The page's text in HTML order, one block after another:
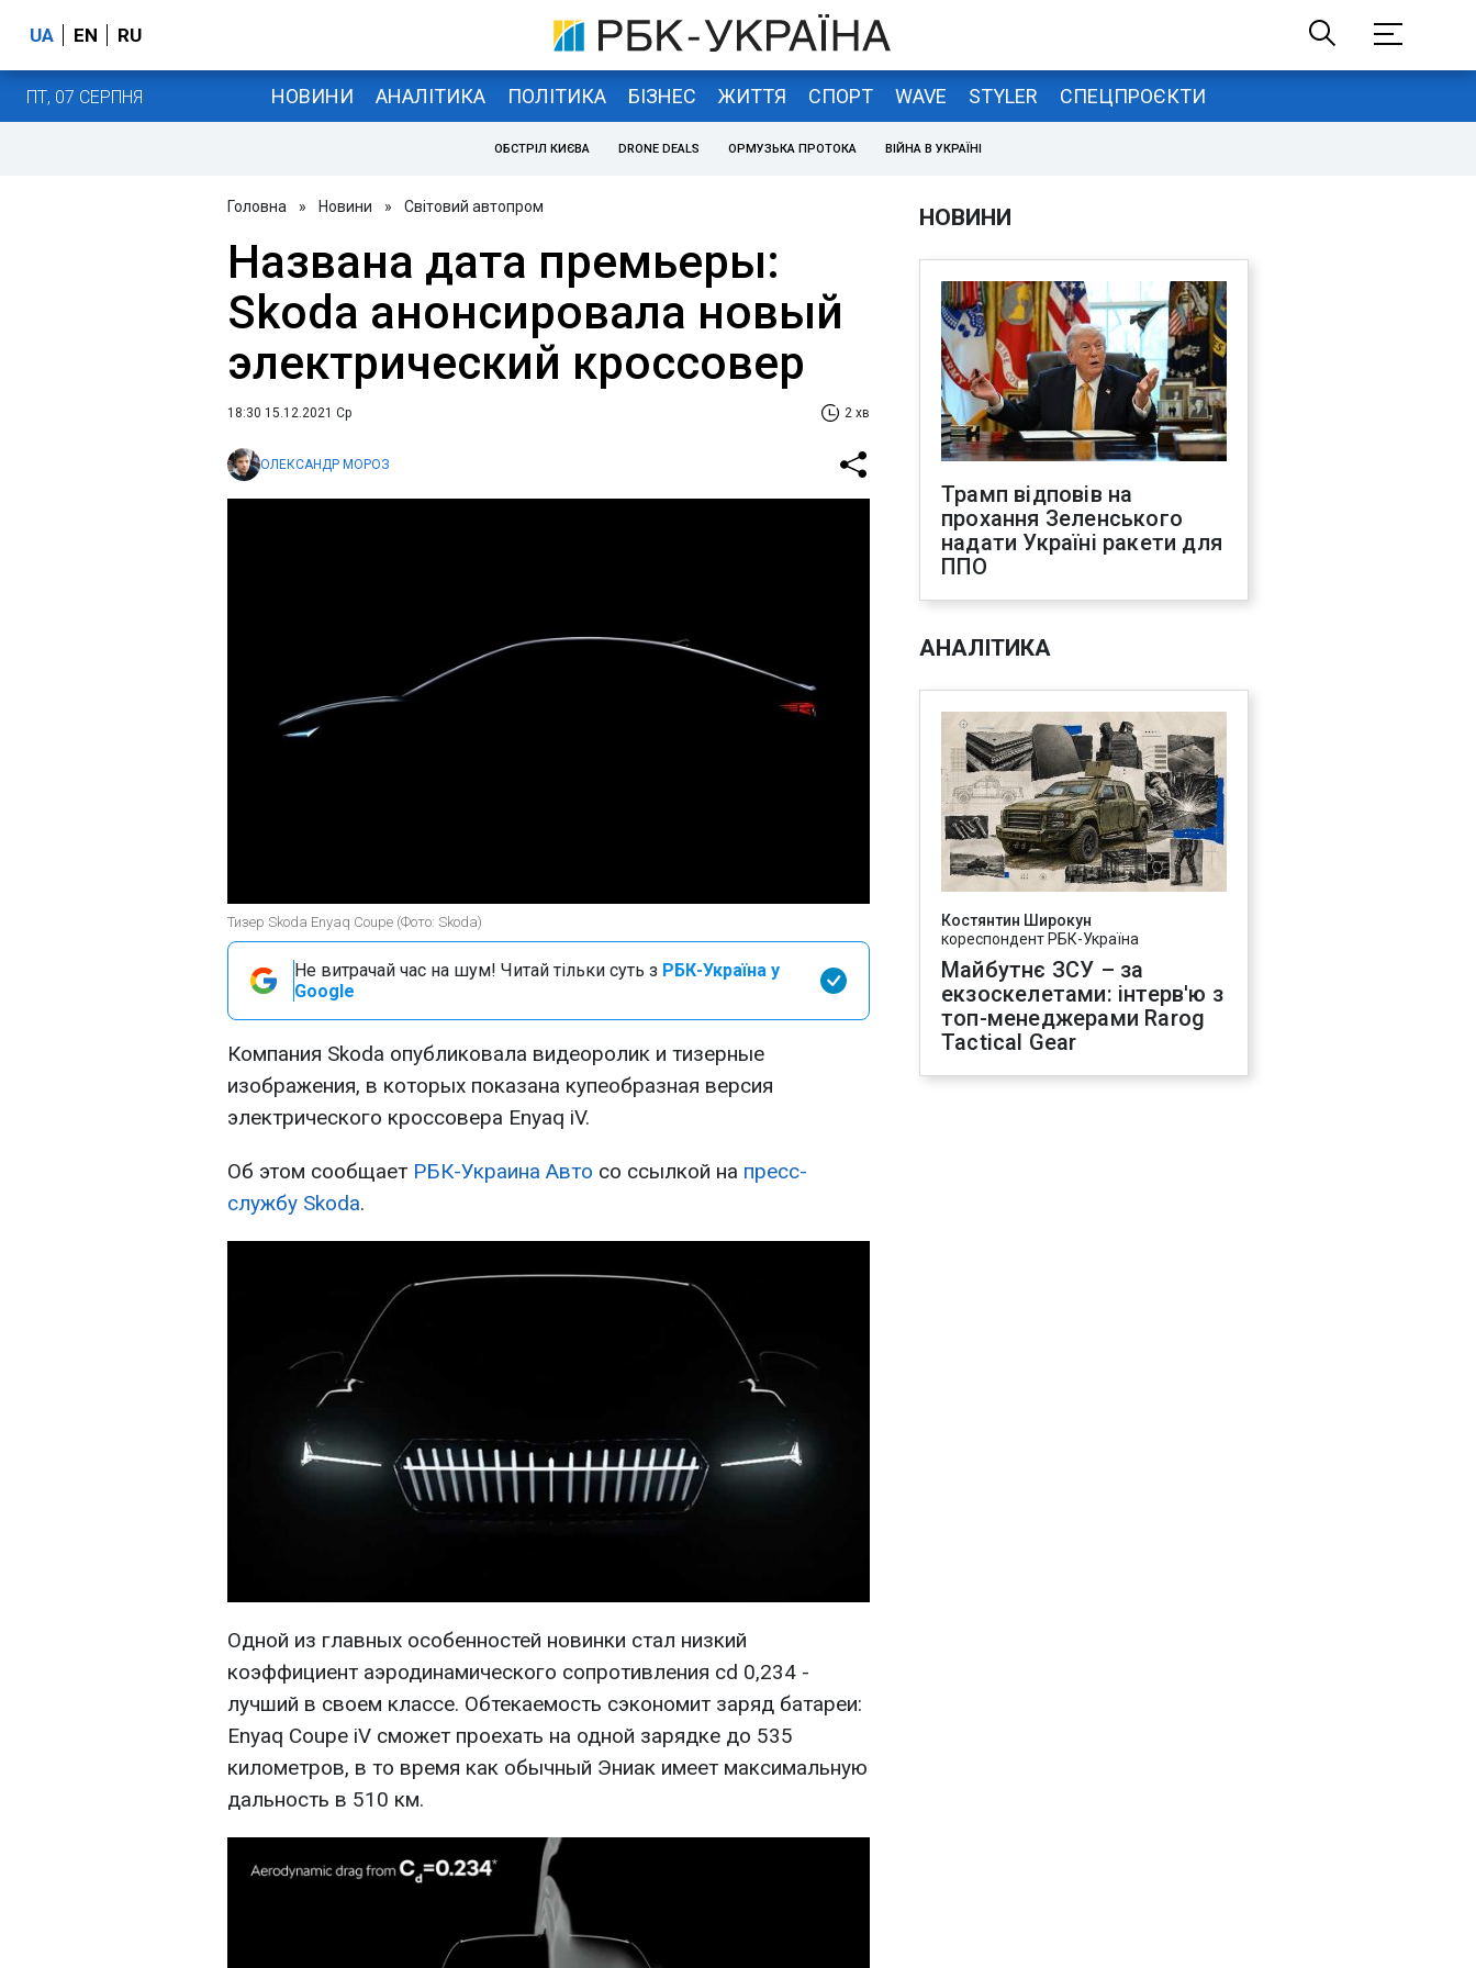
UA EN RU
ПТ, 07 СЕРПНЯ НОВИНИ АНАЛІТИКА ПОЛІТИКА БІЗНЕС ЖИТТЯ СПОРТ WAVE STYLER СПЕЦПРОЄКТИ
ОБСТРІЛ КИЄВА DRONE DEALS ОРМУЗЬКА ПРОТОКА ВІЙНА В УКРАЇНІ
Головна » Новини » Світовий автопром
Названа дата премьеры:
Skoda анонсировала новый
электрический кроссовер
18:30 15.12.2021 Ср 2 хв
ОЛЕКСАНДР МОРОЗ
Тизер Skoda Enyaq Coupe (Фото: Skoda)
Не витрачай час на шум! Читай тільки суть з РБК-Україна у
Google
Компания Skoda опубликовала видеоролик и тизерные
изображения, в которых показана купеобразная версия
электрического кроссовера Enyaq iV.
Об этом сообщает РБК-Украина Авто со ссылкой на пресс-
службу Skoda.
Одной из главных особенностей новинки стал низкий
коэффициент аэродинамического сопротивления cd 0,234 -
лучший в своем классе. Обтекаемость сэкономит заряд батареи:
Enyaq Coupe iV сможет проехать на одной зарядке до 535
километров, в то время как обычный Эниак имеет максимальную
дальность в 510 км.
НОВИНИ
Трамп відповів на
прохання Зеленського
надати Україні ракети для
ППО
АНАЛІТИКА
Костянтин Широкун
кореспондент РБК-Україна
Майбутнє ЗСУ – за
екзоскелетами: інтерв'ю з
топ-менеджерами Rarog
Tactical Gear